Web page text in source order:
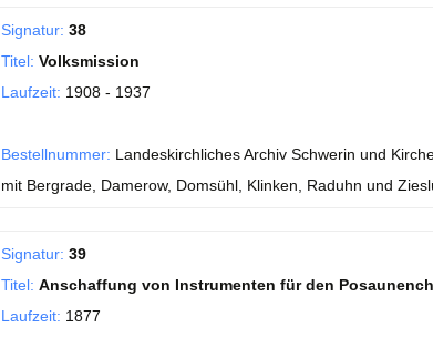
Signatur: 38
Titel: Volksmission
Laufzeit: 1908 - 1937
Bestellnummer: Landeskirchliches Archiv Schwerin und
mit Bergrade, Damerow, Domsühl, Klinken, Raduhn und
Signatur: 39
Titel: Anschaffung von Instrumenten für den
Laufzeit: 1877